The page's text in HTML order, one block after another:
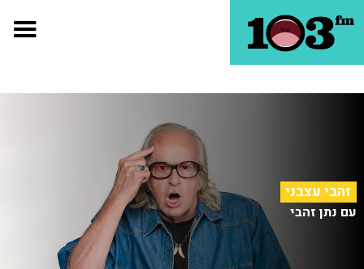
זהבי עצבני
עם נתן זהבי